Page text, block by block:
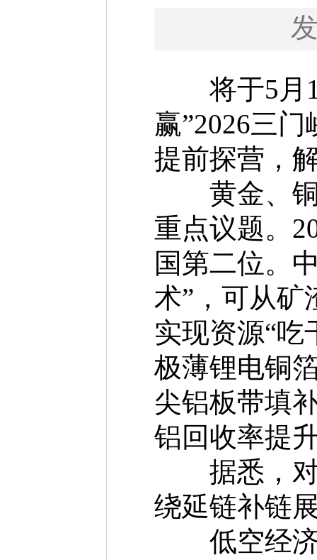
将于5月19
赢”2026三
提前探营，
黄金、铜
重点议题。
国第二位。
术”，可从矿
实现资源“吃
极薄锂电铜
尖铝板带填
铝回收率提
据悉，对
绕延链补链
低空经济